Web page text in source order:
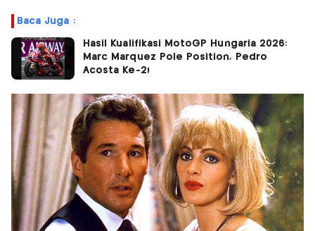
Baca Juga :
Hasil Kualifikasi MotoGP Hungaria 2026:
Marc Marquez Pole Position, Pedro
Acosta Ke-2!